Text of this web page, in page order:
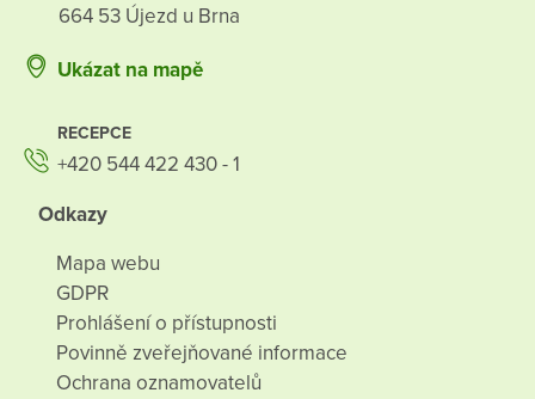
664 53 Újezd u Brna
Ukázat na mapě
RECEPCE
+420 544 422 430 - 1
Odkazy
Mapa webu
GDPR
Prohlášení o přístupnosti
Povinně zveřejňované informace
Ochrana oznamovatelů